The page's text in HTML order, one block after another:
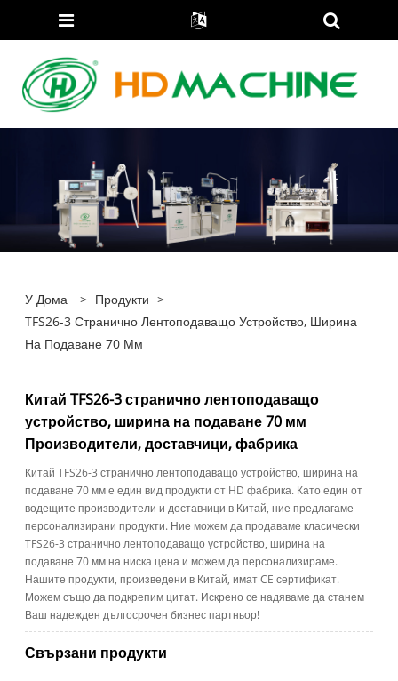
У Дома > Продукти >
TFS26-3 Странично Лентоподаващо Устройство, Ширина
На Подаване 70 Мм
Китай TFS26-3 странично лентоподаващо
устройство, ширина на подаване 70 мм
Производители, доставчици, фабрика
Китай TFS26-3 странично лентоподаващо устройство, ширина на
подаване 70 мм е един вид продукти от HD фабрика. Като един от
водещите производители и доставчици в Китай, ние предлагаме
персонализирани продукти. Ние можем да продаваме класически
TFS26-3 странично лентоподаващо устройство, ширина на
подаване 70 мм на ниска цена и можем да персонализираме.
Нашите продукти, произведени в Китай, имат CE сертификат.
Можем също да подкрепим цитат. Искрено се надяваме да станем
Ваш надежден дългосрочен бизнес партньор!
Свързани продукти